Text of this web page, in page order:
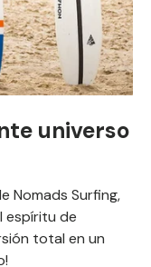
universo
Nomads Surfing,
espíritu de
total en un